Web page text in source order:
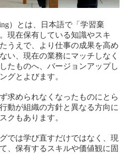
）とは、日本語で「学習棄
現在保有している知識やスキ
うえで、より仕事の成果を高め
い、現在の業務にマッチしなく
たものへ、バージョンアップし
グとよびます。
求められなくなったものにとら
動が組織の方針と異なる方向に
クもあります。
では学び直すだけではなく、現
、保有するスキルや価値観に固